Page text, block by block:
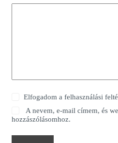
Elfogadom a felhasználási
A nevem, e-mail címem, és
hozzászólásomhoz.